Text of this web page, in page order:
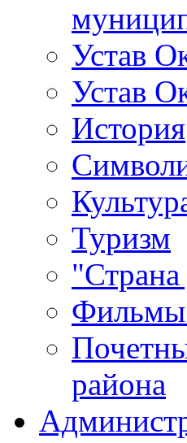
Устав
Устав
История
Туризм
Фильмы
района